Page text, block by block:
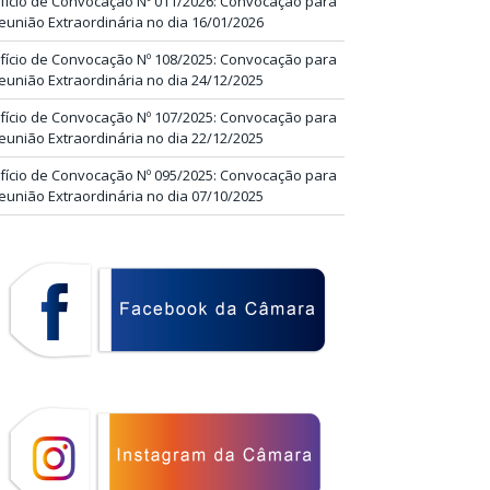
Extraordinária no dia 16/01/2026
de Convocação Nº 108/2025: Convocação para
Extraordinária no dia 24/12/2025
de Convocação Nº 107/2025: Convocação para
Extraordinária no dia 22/12/2025
de Convocação Nº 095/2025: Convocação para
Extraordinária no dia 07/10/2025